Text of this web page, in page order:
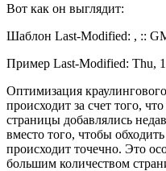
Вот как он выглядит:
Шаблон Last-Modified: , ::
Пример Last-Modified: Thu,
Оптимизация
происходит за счет того,
страницы добавлялись
вместо того, чтобы
происходит точечно. Это
большим количеством